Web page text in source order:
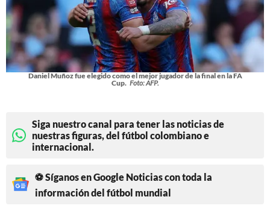
Daniel Muñoz fue elegido como el mejor jugador de la final en la FA
Cup. Foto: AFP.
Siga nuestro canal para tener las noticias de
nuestras figuras, del fútbol colombiano e
internacional.
⚽ Síganos en Google Noticias con toda la
información del fútbol mundial